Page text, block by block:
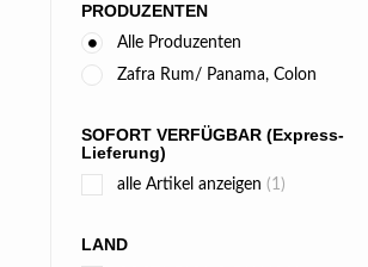
PRODUZENTEN
Alle Produzenten
Zafra Rum/ Panama, Colon
SOFORT VERFÜGBAR (Express-
Lieferung)
alle Artikel anzeigen (1)
LAND